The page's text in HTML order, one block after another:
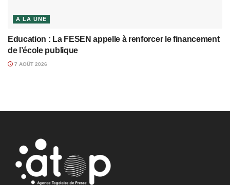
A LA UNE
Education : La FESEN appelle à renforcer le financement
de l’école publique
7 AOÛT 2026